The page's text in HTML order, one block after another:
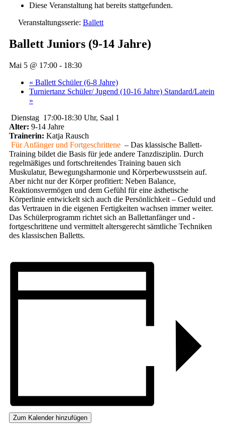
Diese Veranstaltung hat bereits stattgefunden.
Veranstaltungsserie: Ballett
Ballett Juniors (9-14 Jahre)
Mai 5 @ 17:00 - 18:30
« Ballett Schüler (6-8 Jahre)
Turniertanz Schüler/ Jugend (10-16 Jahre) Standard/Latein
»
Dienstag 17:00-18:30 Uhr, Saal 1
Alter: 9-14 Jahre
Trainerin: Katja Rausch
Für Anfänger und Fortgeschrittene – Das klassische Ballett-
Training bildet die Basis für jede andere Tanzdisziplin. Durch
regelmäßiges und fortschreitendes Training bauen sich
Muskulatur, Bewegungsharmonie und Körperbewusstsein auf.
Aber nicht nur der Körper profitiert: Neben Balance,
Reaktionsvermögen und dem Gefühl für eine ästhetische
Körperlinie entwickelt sich auch die Persönlichkeit – Geduld und
das Vertrauen in die eigenen Fertigkeiten wachsen immer weiter.
Das Schülerprogramm richtet sich an Ballettanfänger und -
fortgeschrittene und vermittelt altersgerecht sämtliche Techniken
des klassischen Balletts.
Zum Kalender hinzufügen